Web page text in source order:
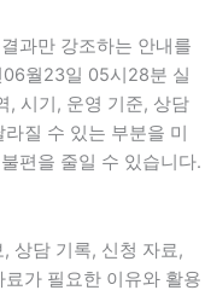
과만 강조하는 안내를
월23일 05시28분 실
, 시기, 운영 기준, 상담
질 수 있는 부분을 미
편을 줄일 수 있습니다.
상담 기록, 신청 자료,
가 필요한 이유와 활용